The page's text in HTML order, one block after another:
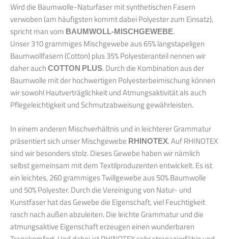
Wird die Baumwolle-Naturfaser mit synthetischen Fasern
verwoben (am häufigsten kommt dabei Polyester zum Einsatz),
spricht man vom BAUMWOLL-MISCHGEWEBE.
Unser 310 grammiges Mischgewebe aus 65% langstapeligen
Baumwollfasern (Cotton) plus 35% Polyesteranteil nennen wir
daher auchCOTTON PLUS. Durch die Kombination aus der
Baumwolle mit der hochwertigen Polyesterbeimischung können
wir sowohl Hautverträglichkeit und Atmungsaktivität als auch
Pflegeleichtigkeit und Schmutzabweisung gewährleisten.
In einem anderen Mischverhältnis und in leichterer Grammatur
präsentiert sich unser Mischgewebe RHINOTEX. Auf RHINOTEX
sind wir besonders stolz. Dieses Gewebe haben wir nämlich
selbst gemeinsam mit dem Textilproduzenten entwickelt. Es ist
ein leichtes, 260 grammiges Twillgewebe aus 50% Baumwolle
und 50% Polyester. Durch die Vereinigung von Natur- und
Kunstfaser hat das Gewebe die Eigenschaft, viel Feuchtigkeit
rasch nach außen abzuleiten. Die leichte Grammatur und die
atmungsaktive Eigenschaft erzeugen einen wunderbaren